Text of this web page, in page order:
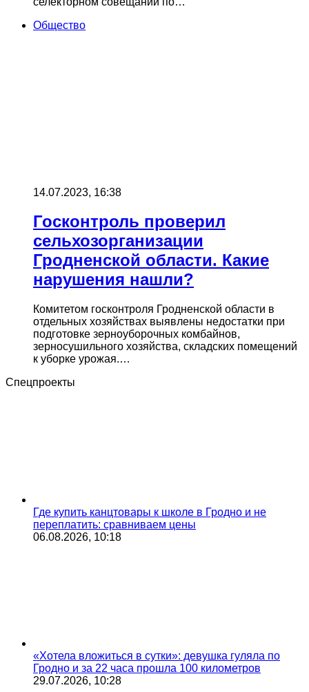
Общество
14.07.2023, 16:38
Госконтроль проверил
сельхозорганизации
Гродненской области. Какие
нарушения нашли?
Комитетом госконтроля Гродненской области в
отдельных хозяйствах выявлены недостатки при
подготовке зерноуборочных комбайнов,
зерносушильного хозяйства, складских помещений
к уборке урожая.…
Спецпроекты
Где купить канцтовары к школе в Гродно и не
переплатить: сравниваем цены
06.08.2026, 10:18
«Хотела вложиться в сутки»: девушка гуляла по
Гродно и за 22 часа прошла 100 километров
29.07.2026, 10:28